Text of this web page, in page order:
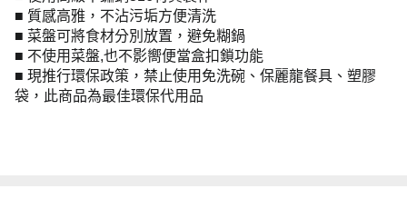
■ 質感高雅，不沾污垢方便清洗
■ 菜盤可將食材分別放置，避免糊鍋
■ 不使用菜盤,也不影嚮便當盒扣鎖功能
■ 現推行環保政策，禁止使用免洗碗、保麗龍餐具、塑膠
袋，此商品為最佳環保代用品